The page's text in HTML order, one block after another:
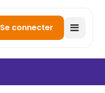
Se connecter